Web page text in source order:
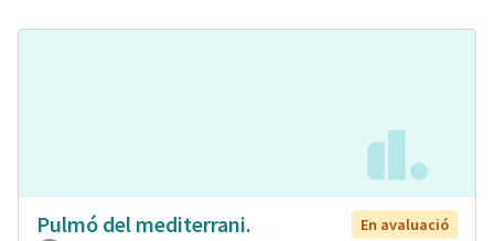
Pulmó del mediterrani.
En avaluació